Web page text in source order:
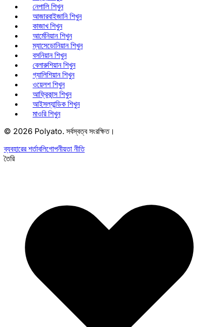
নেপালি শিখুন
আজারবাইজানি শিখুন
কাজাখ শিখুন
আর্মেনিয়ান শিখুন
ম্যাসেডোনিয়ান শিখুন
বসনিয়ান শিখুন
বেলারুশিয়ান শিখুন
গ্যালিশিয়ান শিখুন
ওয়েলশ শিখুন
আফ্রিকান্স শিখুন
আইসল্যান্ডিক শিখুন
মাওরি শিখুন
© 2026 Polyato. সর্বস্বত্ব সংরক্ষিত।
ব্যবহারের শর্তাবলিগোপনীয়তা নীতি
তৈরি